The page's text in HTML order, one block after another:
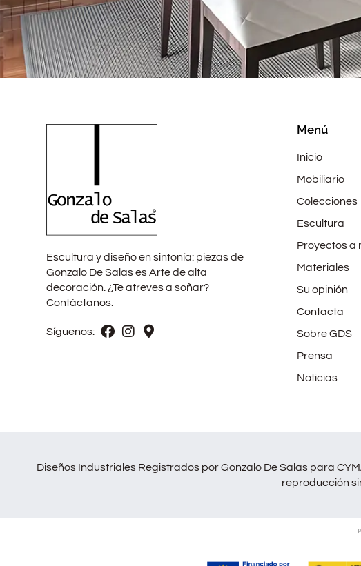
Escultura y diseño en sintonía: piezas de
Gonzalo De Salas es Arte de alta
decoración. ¿Te atreves a soñar?
Contáctanos.
Síguenos:
Menú
Inicio
Mobiliario
Colecciones
Escultura
Proyectos a
Materiales
Su opinión
Contacta
Sobre GDS
Prensa
Noticias
Diseños Industriales Registrados por Gonzalo De Salas para
reproducción